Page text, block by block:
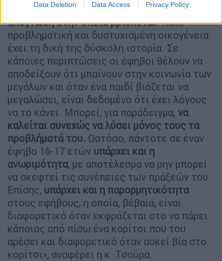
Data Deletion Data Access Privacy Policy
λεφτά δεν είναι το ζήτημα, αλλά η τεράστια
απόγνωση στην οποία βρίσκεται. Κάθε
προβληματική και δυστυχισμένη οικογένεια
έχει τη δική της δύσκολη ιστορία. Σε
κάποιες περιπτώσεις οι έφηβοι θέλουν να
αποδείξουν ότι μπαίνουν στην κοινωνία των
μεγάλων και όταν ένα παιδί βιάζεται να
μεγαλώσει, είναι δεδομένο ότι έχει λόγους
να το κάνει. Μπορεί, για παράδειγμα, να
καλείται συνεχώς να λύσει μόνος τους τα
προβλήματά του. Ωστόσο, πάντοτε σε έναν
έφηβο 16-17 ετών υπάρχει και η
ανωριμότητα, με αποτέλεσμα να μην μπορεί
να σκεφτεί τις συνέπειες των πράξεών του.
Επίσης, υπάρχει και η παρορμητικότητα
στους εφήβους, η οποία, βέβαια, είναι
διαφορετικό όταν εκφράζεται στο να πάρει
κάποιος από πίσω ένα κορίτσι που του
αρέσει και διαφορετικό όταν ασκεί βία στο
κορίτσι», αναφέρει η κ. Τσούρα.